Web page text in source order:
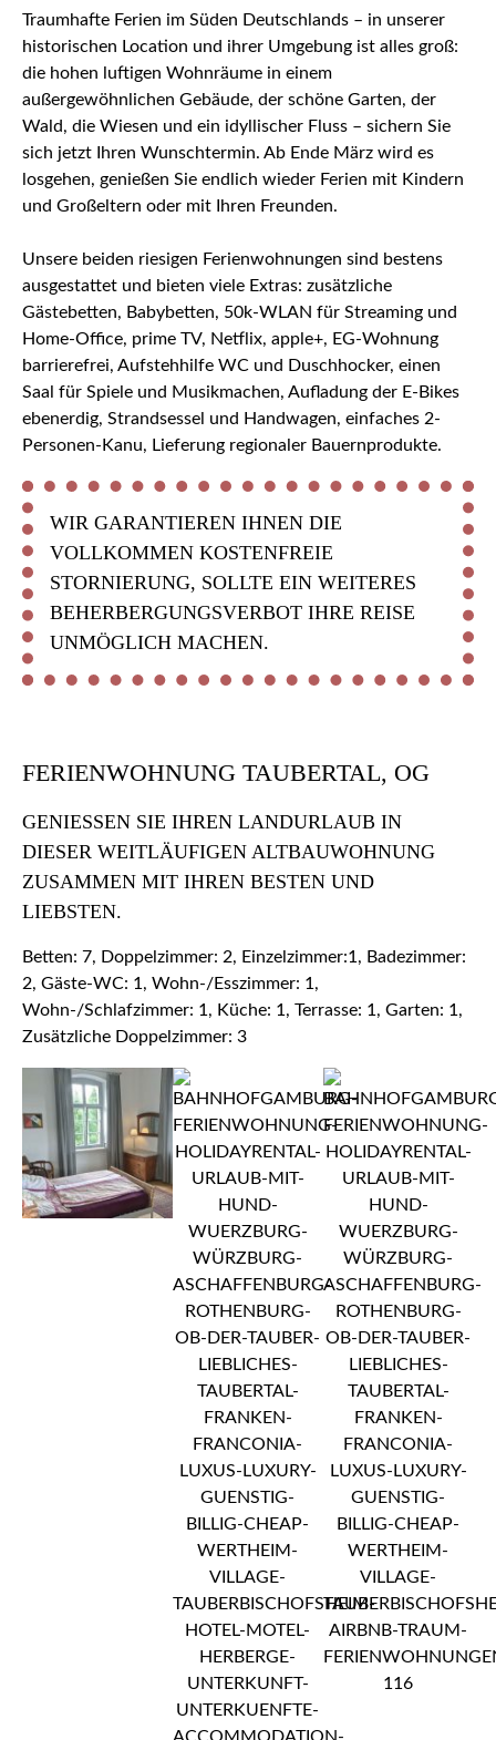
Traumhafte Ferien im Süden Deutschlands – in unserer
historischen Location und ihrer Umgebung ist alles groß:
die hohen luftigen Wohnräume in einem
außergewöhnlichen Gebäude, der schöne Garten, der
Wald, die Wiesen und ein idyllischer Fluss – sichern Sie
sich jetzt Ihren Wunschtermin. Ab Ende März wird es
losgehen, genießen Sie endlich wieder Ferien mit Kindern
und Großeltern oder mit Ihren Freunden.
Unsere beiden riesigen Ferienwohnungen sind bestens
ausgestattet und bieten viele Extras: zusätzliche
Gästebetten, Babybetten, 50k-WLAN für Streaming und
Home-Office, prime TV, Netflix, apple+, EG-Wohnung
barrierefrei, Aufstehhilfe WC und Duschhocker, einen
Saal für Spiele und Musikmachen, Aufladung der E-Bikes
ebenerdig, Strandsessel und Handwagen, einfaches 2-
Personen-Kanu, Lieferung regionaler Bauernprodukte.
WIR GARANTIEREN IHNEN DIE
VOLLKOMMEN KOSTENFREIE
STORNIERUNG, SOLLTE EIN WEITERES
BEHERBERGUNGSVERBOT IHRE REISE
UNMÖGLICH MACHEN.
FERIENWOHNUNG TAUBERTAL, OG
GENIESSEN SIE IHREN LANDURLAUB IN D
IESER WEITLÄUFIGEN ALTBAUWOHNUNG Z
USAMMEN MIT IHREN BESTEN UND L
IEBSTEN.
Betten: 7, Doppelzimmer: 2, Einzelzimmer:1, Badezimmer:
2, Gäste-WC: 1, Wohn-/Esszimmer: 1,
Wohn-/Schlafzimmer: 1, Küche: 1, Terrasse: 1, Garten: 1,
Zusätzliche Doppelzimmer: 3